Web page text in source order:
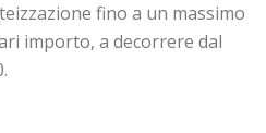
fino a un massimo
importo, a decorrere dal